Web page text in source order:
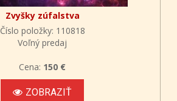
Zvyšky zúfalstva
Číslo položky: 110818
Voľný predaj
Cena: 150 €
ZOBRAZIŤ